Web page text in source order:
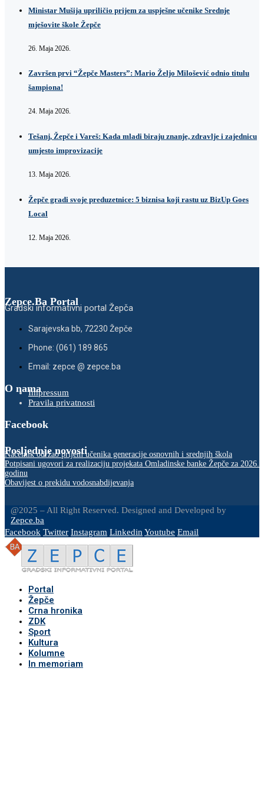
Ministar Mušija upriličio prijem za uspješne učenike Srednje
mješovite škole Žepče
26. Maja 2026.
Završen prvi “Žepče Masters”: Mario Željo Milošević odnio titulu
šampiona!
24. Maja 2026.
Tešanj, Žepče i Vareš: Kada mladi biraju znanje, zdravlje i zajednicu
umjesto improvizacije
13. Maja 2026.
Žepče gradi svoje preduzetnice: 5 biznisa koji rastu uz BizUp Goes
Local
12. Maja 2026.
Zepce.Ba Portal
Gradski informativni portal Žepča
Sarajevska bb, 72230 Žepče
Phone: (061) 189 865
Email: zepce @ zepce.ba
O namaImpressum
Pravila privatnosti
Facebook
Posljednje novosti
Načelnik održao prijem učenika generacije osnovnih i srednjih škola
Potpisani ugovori za realizaciju projekata Omladinske banke Žepče za 2026.
godinu
Obavijest o prekidu vodosnabdijevanja
@2025 – All Right Reserved. Designed and Developed by
Zepce.ba
Facebook Twitter Instagram Linkedin Youtube Email
Portal
Žepče
Crna hronika
ZDK
Sport
Kultura
Kolumne
In memoriam